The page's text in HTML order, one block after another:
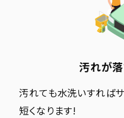
汚れが落
汚れても水洗いすれば
短くなります!